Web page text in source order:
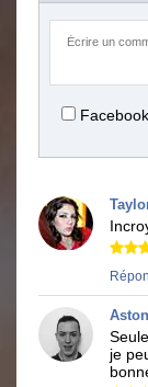
Facebook
je